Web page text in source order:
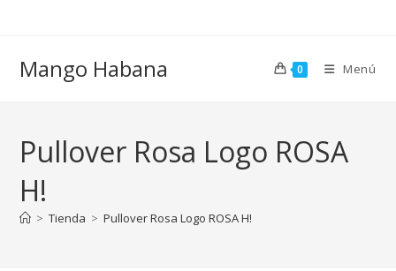
Mango Habana 0 Menú
Pullover Rosa Logo ROSA
H!
> Tienda > Pullover Rosa Logo ROSA H!